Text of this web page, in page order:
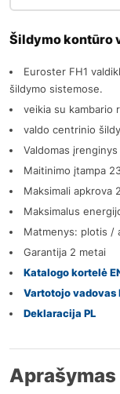
Šildymo kontūro
Euroster FH1
šildymo sistemose.
veikia su kambario
valdo centrinio
Valdomas
Maitinimo įtampa
Maksimali apkrova
Maksimalus
Matmenys: plotis /
Garantija 2 metai
Katalogo kortelė
Vartotojo vadovas
Deklaracija PL
Aprašymas